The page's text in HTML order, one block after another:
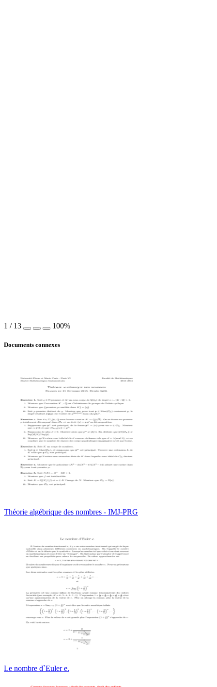
1 / 13 100%
Documents connexes
Théorie algébrique des nombres - IMJ-PRG
Le nombre d`Euler e.